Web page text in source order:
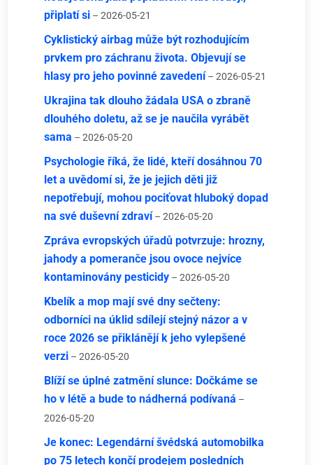
připlatí si – 2026-05-21
Cyklistický airbag může být rozhodujícím
prvkem pro záchranu života. Objevují se
hlasy pro jeho povinné zavedení – 2026-05-21
Ukrajina tak dlouho žádala USA o zbraně
dlouhého doletu, až se je naučila vyrábět
sama – 2026-05-20
Psychologie říká, že lidé, kteří dosáhnou 70
let a uvědomí si, že je jejich děti již
nepotřebují, mohou pociťovat hluboký dopad
na své duševní zdraví – 2026-05-20
Zpráva evropských úřadů potvrzuje: hrozny,
jahody a pomeranče jsou ovoce nejvíce
kontaminovány pesticidy – 2026-05-20
Kbelík a mop mají své dny sečteny:
odborníci na úklid sdílejí stejný názor a v
roce 2026 se přiklánějí k jeho vylepšené
verzi – 2026-05-20
Blíží se úplné zatmění slunce: Dočkáme se
ho v létě a bude to nádherná podívaná –
2026-05-20
Je konec: Legendární švédská automobilka
po 75 letech končí prodejem posledních